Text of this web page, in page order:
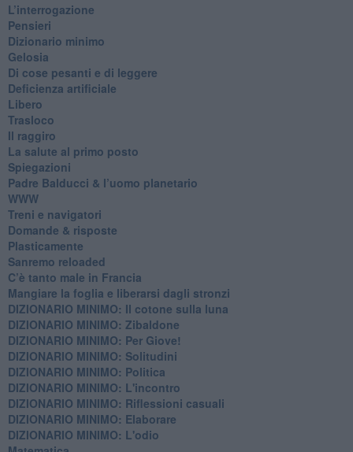
​L’interrogazione
Pensieri
​Dizionario minimo
Gelosia
Di cose pesanti e di leggere
​Deficienza artificiale
Libero
Trasloco
Il raggiro
​La salute al primo posto
Spiegazioni
Padre Balducci & l’uomo planetario
WWW
​Treni e navigatori
​Domande & risposte
​Plasticamente
Sanremo reloaded
C’è tanto male in Francia
​Mangiare la foglia e liberarsi dagli stronzi
DIZIONARIO MINIMO: Il cotone sulla luna
DIZIONARIO MINIMO: Zibaldone
DIZIONARIO MINIMO: Per Giove!
DIZIONARIO MINIMO: Solitudini
DIZIONARIO MINIMO: Politica
DIZIONARIO MINIMO: L'incontro
DIZIONARIO MINIMO: Riflessioni casuali
DIZIONARIO MINIMO: Elaborare
DIZIONARIO MINIMO: L'odio